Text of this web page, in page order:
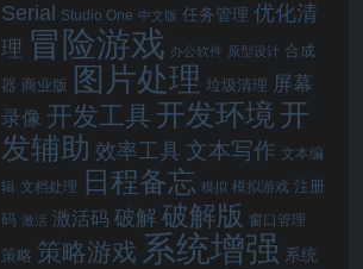
Serial Studio One 中文版 任务管理 优化清
理 冒险游戏 办公软件 原型设计 合成
器 商业版 图片处理 垃圾清理 屏幕
录像 开发工具 开发环境 开
发辅助 效率工具 文本写作 文本编
辑 文档处理 日程备忘 模拟 模拟游戏 注册
码 激活 激活码 破解 破解版 窗口管理
策略 策略游戏 系统增强 系统